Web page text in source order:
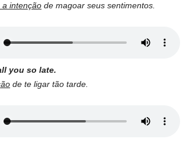
a intenção de magoar seus sentimentos.
you so late.
de te ligar tão tarde.